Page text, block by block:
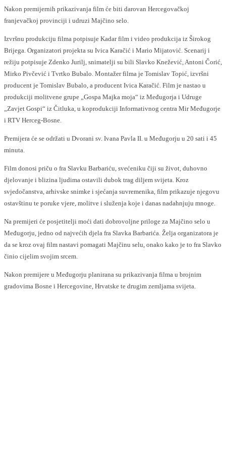
Nakon premijernih prikazivanja film će biti darovan Hercegovačkoj
franjevačkoj provinciji i udruzi Majčino selo.
Izvršnu produkciju filma potpisuje Kadar film i video produkcija iz Širokog
Brijega. Organizatori projekta su Ivica Karačić i Mario Mijatović. Scenarij i
režiju potpisuje Zdenko Jurilj, snimatelji su bili Slavko Knežević, Antoni Čorić,
Mirko Pivčević i Tvrtko Bubalo. Montažer filma je Tomislav Topić, izvršni
producent je Tomislav Bubalo, a producent Ivica Karačić. Film je nastao u
produkciji molitvene grupe „Gospa Majka moja“ iz Međugorja i Udruge
„Zavjet Gospi“ iz Čitluka, u koprodukciji Informativnog centra Mir Međugorje
i RTV Herceg-Bosne.
Premijera će se održati u Dvorani sv. Ivana Pavla II. u Međugorju u 20 sati i 45
minuta.
Film donosi priču o fra Slavku Barbariću, svećeniku čiji su život, duhovno
djelovanje i blizina ljudima ostavili dubok trag diljem svijeta. Kroz
svjedočanstva, arhivske snimke i sjećanja suvremenika, film prikazuje njegovu
ostavštinu te poruke vjere, molitve i služenja koje i danas nadahnjuju mnoge.
Na premijeri će posjetitelji moći dati dobrovoljne priloge za Majčino selo u
Međugorju, jedno od najvećih djela fra Slavka Barbarića. Želja organizatora je
da se kroz ovaj film nastavi pomagati Majčinu selu, onako kako je to fra Slavko
činio cijelim svojim srcem.
Nakon premijere u Međugorju planirana su prikazivanja filma u brojnim
gradovima Bosne i Hercegovine, Hrvatske te drugim zemljama svijeta.